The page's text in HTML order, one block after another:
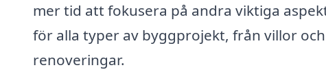
mer tid att fokusera på andra viktiga
för alla typer av byggprojekt, från villor
renoveringar.